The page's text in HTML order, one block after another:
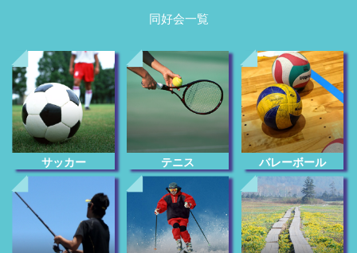
同好会一覧
サッカー テニス バレーボール